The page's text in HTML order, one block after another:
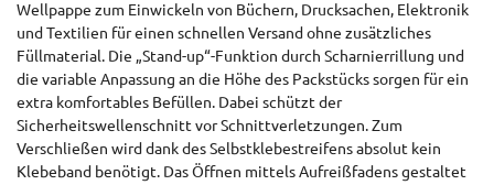
Wellpappe zum Einwickeln von Büchern, Drucksachen, Elektronik
und Textilien für einen schnellen Versand ohne zusätzliches
Füllmaterial. Die „Stand-up“-Funktion durch Scharnierrillung und
die variable Anpassung an die Höhe des Packstücks sorgen für ein
extra komfortables Befüllen. Dabei schützt der
Sicherheitswellenschnitt vor Schnittverletzungen. Zum
Verschließen wird dank des Selbstklebestreifens absolut kein
Klebeband benötigt. Das Öffnen mittels Aufreißfadens gestaltet